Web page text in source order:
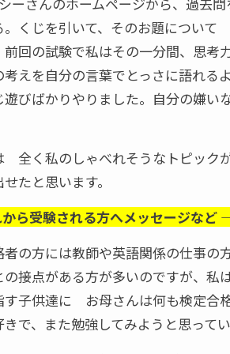
。くじを引いて、そのお題につい
前回の試験で私はその一分間、思考
考えを自分の言葉でとっさに語れる
遊びばかりやりました。自分の嫌い
全く私のしゃべれそうなトピック
たと思います。
ら受験される方へメッセージなど
者の方には教師や英語関係の仕事の
の接点がある方が多いのですが、私
す子供達に お母さんは何も検定合
きで、また勉強してみようと思って